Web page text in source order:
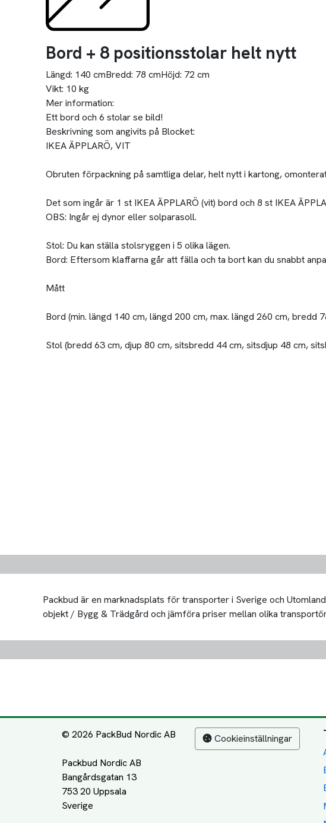
Bord + 8 positionsstolar helt nytt
Längd: 140 cmBredd: 78 cmHöjd: 72 cm
Vikt: 10 kg
Mer information:
Ett bord och 6 stolar se bild!
Beskrivning som angivits på Blocket:
IKEA ÄPPLARÖ, VIT
Obruten förpackning på samtliga delar, helt nytt i kartong,
Det som ingår är 1 st IKEA ÄPPLARÖ (vit) bord och 8 st IKEA
OBS: Ingår ej dynor eller solparasoll.
Stol: Du kan ställa stolsryggen i 5 olika lägen.
Bord: Eftersom klaffarna går att fälla och ta bort kan du snabbt
Mått
Bord (min. längd 140 cm, längd 200 cm, max. längd 260 cm, bredd
Stol (bredd 63 cm, djup 80 cm, sitsbredd 44 cm, sitsdjup 48 cm,
Packbud är en marknadsplats för transporter i Sverige och
objekt / Bygg & Trädgård och jämföra priser mellan olika
© 2026 PackBud Nordic AB
Packbud Nordic AB
Bangårdsgatan 13
753 20 Uppsala
Cookieinställningar